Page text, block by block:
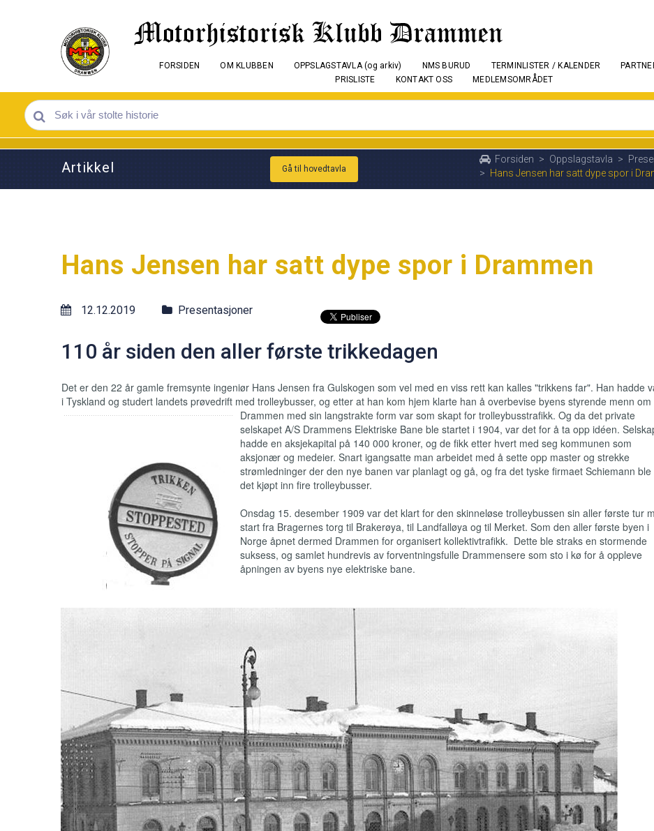
FORSIDEN OM KLUBBEN OPPSLAGSTAVLA (og arkiv) NMS BURUD TERMINLISTER / KALENDER
PRISLISTE
KONTAKT OSS MEDLEMSOMRÅDET
Artikkel Gå til hovedtavla
Forsiden > Oppslagstavla >
> Hans Jensen har satt dype spor i
Hans Jensen har satt dype spor i Drammen
12.12.2019 Presentasjoner
110 år siden den aller første trikkedagen
Det er den 22 år gamle fremsynte ingeniør Hans Jensen fra Gulskogen som vel med en viss rett kan kalles "trikkens far". Han hadde
i Tyskland og studert landets prøvedrift med trolleybusser, og etter at han kom hjem klarte han å overbevise byens styrende menn om
Drammen med sin langstrakte form var som skapt for trolleybusstrafikk. Og da det private
selskapet A/S Drammens Elektriske Bane ble startet i 1904, var det for å ta opp idéen.
hadde en aksjekapital på 140 000 kroner, og de fikk etter hvert med seg kommunen som
aksjonær og medeier. Snart igangsatte man arbeidet med å sette opp master og strekke
strømledninger der den nye banen var planlagt og gå, og fra det tyske firmaet Schiemann ble
det kjøpt inn fire trolleybusser.
Onsdag 15. desember 1909 var det klart for den skinneløse trolleybussen sin aller første tur
start fra Bragernes torg til Brakerøya, til Landfalløya og til Merket. Som den aller første byen i
Norge åpnet dermed Drammen for organisert kollektivtrafikk. Dette ble straks en stormende
suksess, og samlet hundrevis av forventningsfulle Drammensere som sto i kø for å oppleve
åpningen av byens nye elektriske bane.